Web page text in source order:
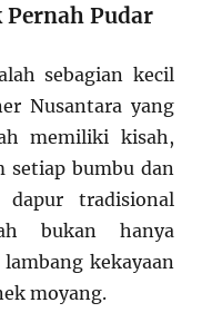
Pernah Pudar
sebagian kecil
Nusantara yang
memiliki kisah,
setiap bumbu dan
dapur tradisional
bukan hanya
kekayaan
moyang.